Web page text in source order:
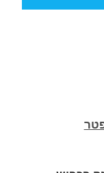
בכביש